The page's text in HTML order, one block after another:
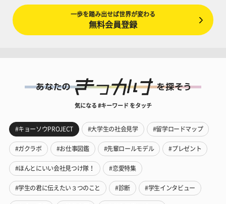
一歩を踏み出せば世界が変わる
無料会員登録
気になる #キーワード をタッチ
#キョーソウPROJECT #大学生の社会見学 #留学ロードマップ
#ガクラボ #お仕事図鑑 #先輩ロールモデル #プレゼント
#ほんとにいい会社見つけ隊！ #恋愛特集
#学生の君に伝えたい３つのこと #診断 #学生インタビュー